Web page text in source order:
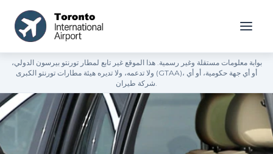
بوابة معلومات مستقلة وغير رسمية. هذا الموقع غير تابع لمطار تورنتو بيرسون الدولي،
ولا تدعمه، ولا تديره هيئة مطارات تورنتو الكبرى (GTAA)، أو أي جهة حكومية، أو أي
شركة طيران.